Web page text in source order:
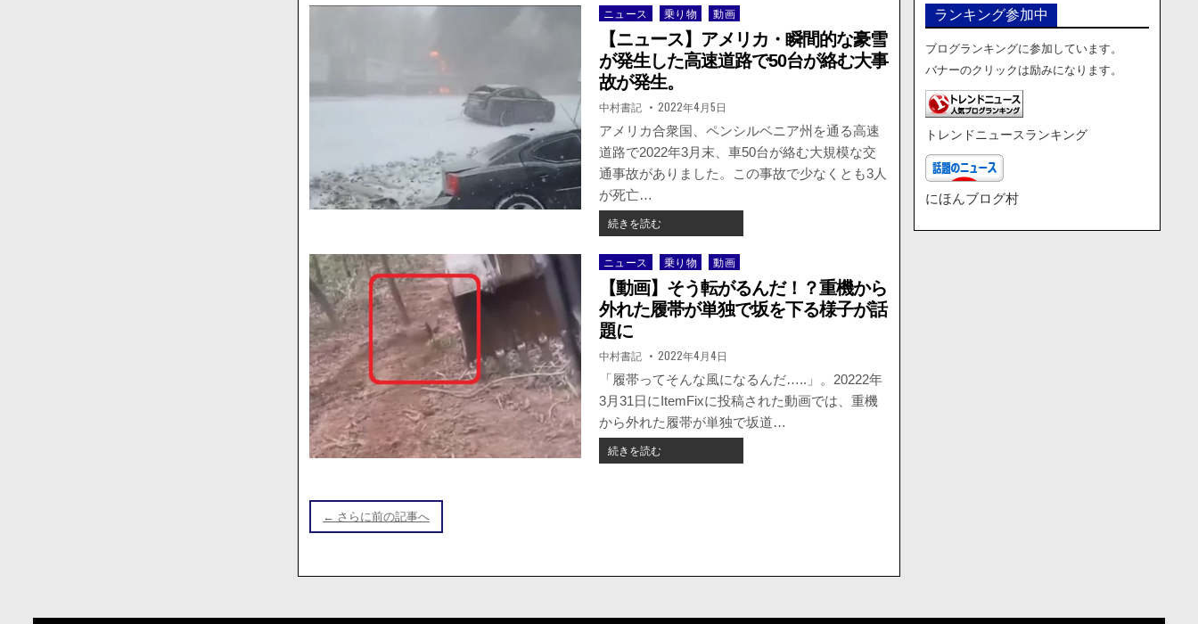
逃
げ
か。
動
画
が
拡
散。
過
し
よ
う
と
し
自
転
車
に、
い
た
車
の
ド
ア
が
突
し
て
事
故。
ニ
ュ
ー
ス】
踏
み
間
違
い？
バ
ッ
で
暴
す
車
が
車
に
衝
突。
動
画
が
Posted
ニュース 乗り物 動画
【ニュース】アメリカ・瞬間的な豪雪
が発生した高速道路で50台が絡む大事
故が発生。
著
者:
中村書記 掲
載
日：
2022年4月5日
アメリカ合衆国、ペンシルベニア州を通る高速
道路で2022年3月末、車50台が絡む大規模な交
通事故がありました。この事故で少なくとも3人
が死亡…
続きを読む【ニ
ュ
ー
ス】
ア
メ
瞬
間
的
な
豪
雪
道
Posted
ニュース 乗り物 動画
【動画】そう転がるんだ！？重機から
外れた履帯が単独で坂を下る様子が話
題に
著
者:
中村書記 掲
載
日：
2022年4月4日
「履帯ってそんな風になるんだ…..」。20222年
3月31日にItemFixに投稿された動画では、重機
から外れた履帯が単独で坂道…
続きを読む【動
画】
機
稿
ナ
ー
← さらに前の記事へ
ランキング参加中
ブログランキングに参加しています。
バナーのクリックは励みになります。
トレンドニュースランキング
にほんブログ村